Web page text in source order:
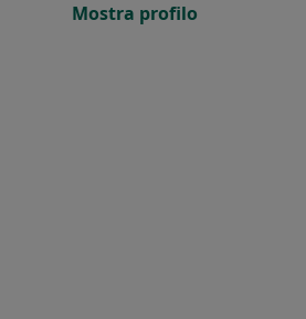
Mostra profilo